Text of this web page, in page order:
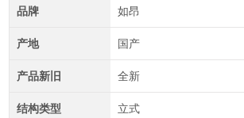
品牌 如昂
产地 国产
产品新旧 全新
结构类型 立式